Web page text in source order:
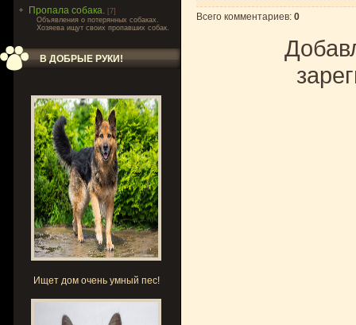
Пропала собака. [7]
Объявления о потерянных собаках.
Хозяева ищут своих пропавших собак.
В ДОБРЫЕ РУКИ!
Ищет дом очень умный пес!
Всего комментариев: 0